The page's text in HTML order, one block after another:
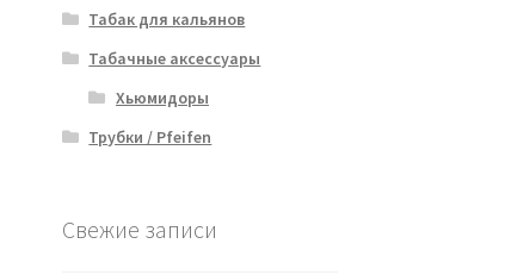
Табак для кальянов
Табачные аксессуары
Хьюмидоры
Трубки / Pfeifen
Свежие записи